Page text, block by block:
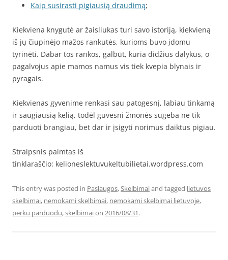
Kaip susirasti pigiausią draudimą;
Kiekviena knygutė ar žaisliukas turi savo istoriją, kiekvieną
iš jų čiupinėjo mažos rankutės, kurioms buvo įdomu
tyrinėti. Dabar tos rankos, galbūt, kuria didžius dalykus, o
pagalvojus apie mamos namus vis tiek kvepia blynais ir
pyragais.
Kiekvienas gyvenime renkasi sau patogesnį, labiau tinkamą
ir saugiausią kelią, todėl guvesni žmonės sugeba ne tik
parduoti brangiau, bet dar ir įsigyti norimus daiktus pigiau.
Straipsnis paimtas iš
tinklaraščio: kelioneslektuvukeltubilietai.wordpress.com
This entry was posted in Paslaugos,Skelbimaiand tagged lietuvos
skelbimai, nemokami skelbimai, nemokami skelbimai lietuvoje,
perku parduodu,skelbimaion 2016/08/31.